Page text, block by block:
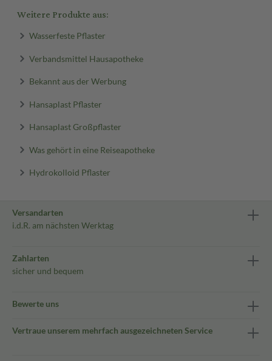
Weitere Produkte aus:
Wasserfeste Pflaster
Verbandsmittel Hausapotheke
Bekannt aus der Werbung
Hansaplast Pflaster
Hansaplast Großpflaster
Was gehört in eine Reiseapotheke
Hydrokolloid Pflaster
Versandarten
i.d.R. am nächsten Werktag
Zahlarten
sicher und bequem
Bewerte uns
Vertraue unserem mehrfach ausgezeichneten Service